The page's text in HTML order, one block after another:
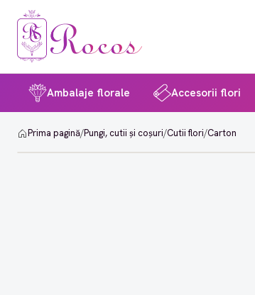
Ambalaje florale Accesorii flori
Prima pagină/Pungi, cutii și coșuri/Cutii flori/Carton